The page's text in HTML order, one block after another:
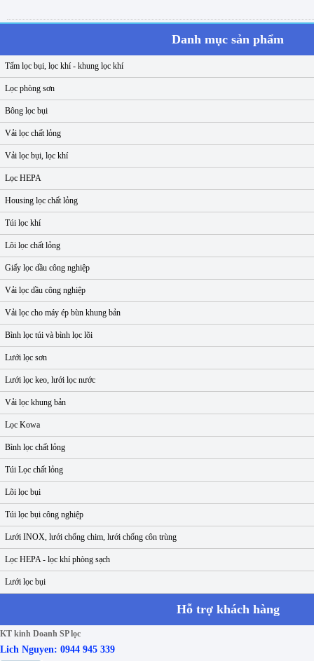
Danh mục sản phẩm
Tấm lọc bụi, lọc khí - khung lọc khí
Lọc phòng sơn
Bông lọc bụi
Vải lọc chất lỏng
Vải lọc bụi, lọc khí
Lọc HEPA
Housing lọc chất lỏng
Túi lọc khí
Lõi lọc chất lỏng
Giấy lọc dầu công nghiệp
Vải lọc dầu công nghiệp
Vải lọc cho máy ép bùn khung bản
Bình lọc túi và bình lọc lõi
Lưới lọc sơn
Lưới lọc keo, lưới lọc nước
Vải lọc khung bản
Lọc Kowa
Bình lọc chất lỏng
Túi Lọc chất lỏng
Lõi lọc bụi
Túi lọc bụi công nghiệp
Lưới INOX, lưới chống chim, lưới chống côn trùng
Lọc HEPA - lọc khí phòng sạch
Lưới lọc bụi
Hỗ trợ khách hàng
KT kinh Doanh SP lọc
Lich Nguyen: 0944 945 339